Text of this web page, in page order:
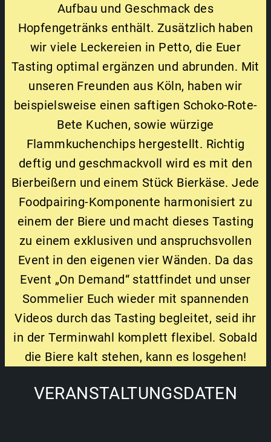
Aufbau und Geschmack des
Hopfengetränks enthält. Zusätzlich haben
wir viele Leckereien in Petto, die Euer
Tasting optimal ergänzen und abrunden. Mit
unseren Freunden aus Köln, haben wir
beispielsweise einen saftigen Schoko-Rote-
Bete Kuchen, sowie würzige
Flammkuchenchips hergestellt. Richtig
deftig und geschmackvoll wird es mit den
Bierbeißern und einem Stück Bierkäse. Jede
Foodpairing-Komponente harmonisiert zu
einem der Biere und macht dieses Tasting
zu einem exklusiven und anspruchsvollen
Event in den eigenen vier Wänden. Da das
Event „On Demand“ stattfindet und unser
Sommelier Euch wieder mit spannenden
Videos durch das Tasting begleitet, seid ihr
in der Terminwahl komplett flexibel. Sobald
die Biere kalt stehen, kann es losgehen!
VERANSTALTUNGSDATEN